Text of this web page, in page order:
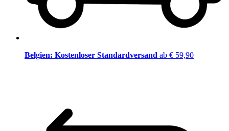
Belgien: Kostenloser Standardversand ab € 59,90